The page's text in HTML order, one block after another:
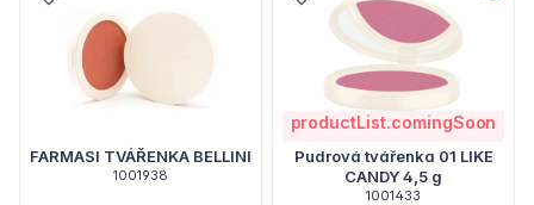
FARMASI TVÁŘENKA BELLINI
1001938
productList.comingSoon
Pudrová tvářenka 01 LIKE
CANDY 4,5 g
1001433